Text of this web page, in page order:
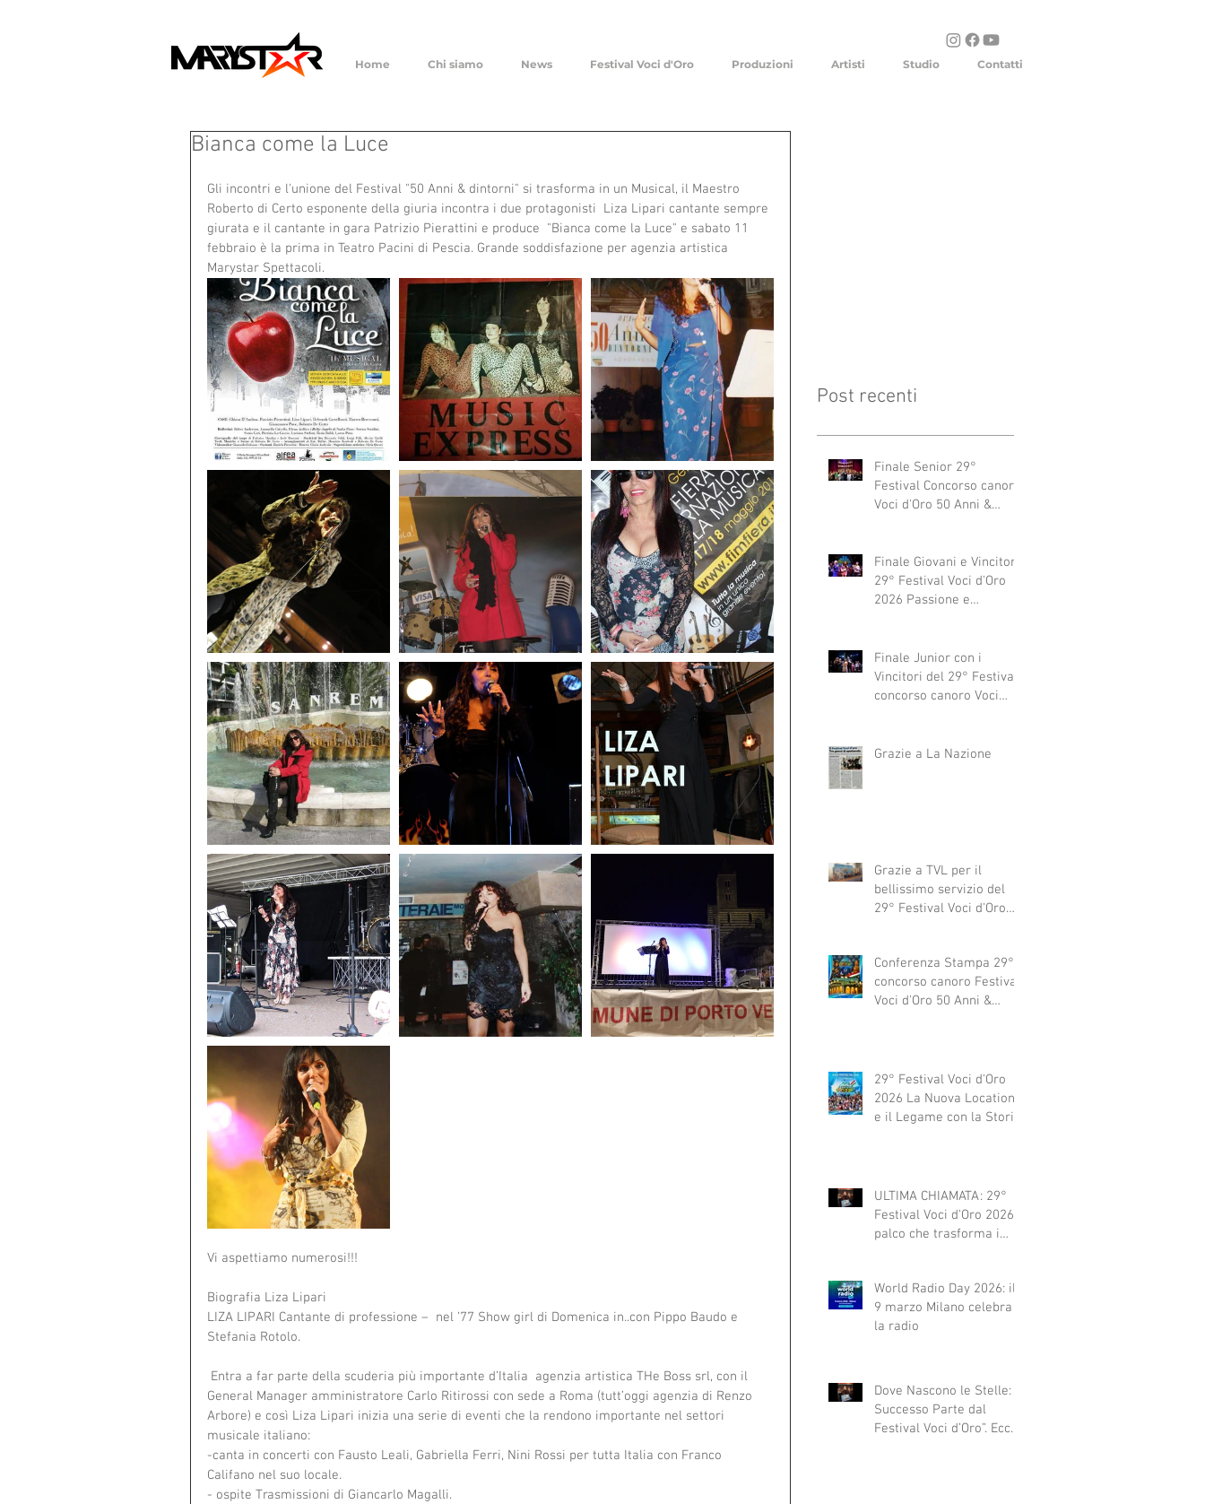
Home Chi siamo News Festival Voci d'Oro Produzioni Artisti Studio Contatti
Bianca come la Luce
Gli incontri e l'unione del Festival "50 Anni & dintorni" si trasforma in un Musical, il Maestro
Roberto di Certo esponente della giuria incontra i due protagonisti  Liza Lipari cantante sempre
giurata e il cantante in gara Patrizio Pierattini e produce  "Bianca come la Luce" e sabato 11
febbraio è la prima in Teatro Pacini di Pescia. Grande soddisfazione per agenzia artistica
Marystar Spettacoli.
Vi aspettiamo numerosi!!!
Biografia Liza Lipari
LIZA LIPARI Cantante di professione –  nel ’77 Show girl di Domenica in..con Pippo Baudo e
Stefania Rotolo.
General Manager amministratore Carlo Ritirossi con sede a Roma (tutt’oggi agenzia di Renzo
Arbore) e così Liza Lipari inizia una serie di eventi che la rendono importante nel settori
musicale italiano:
-canta in concerti con Fausto Leali, Gabriella Ferri, Nini Rossi per tutta Italia con Franco
Califano nel suo locale.
- ospite Trasmissioni di Giancarlo Magalli.
Post recenti
Finale Senior 29°
Festival Concorso canoro
Voci d'Oro 50 Anni &
abbracciano"
Finale Giovani e Vincitori
29° Festival Voci d'Oro
2026 Passione e
Finale Junior con i
Vincitori del 29° Festival
concorso canoro Voci
Grazie a La Nazione
Grazie a TVL per il
bellissimo servizio del
29° Festival Voci d'Oro
Conferenza Stampa 29°
concorso canoro Festival
Voci d'Oro 50 Anni &
29° Festival Voci d'Oro
2026 La Nuova Location
e il Legame con la Storia
ULTIMA CHIAMATA: 29°
Festival Voci d'Oro 2026 Il
palco che trasforma i
World Radio Day 2026: il
9 marzo Milano celebra
la radio
Dove Nascono le Stelle: Il
Successo Parte dal
Festival Voci d’Oro”. Ecco